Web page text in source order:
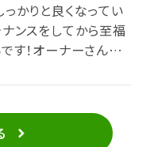
かりと良くなってい
ンスをしてから至福
す！オーナーさんは